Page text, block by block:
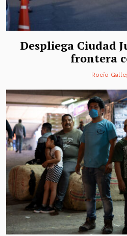
Despliega Ciudad
frontera
Rocío